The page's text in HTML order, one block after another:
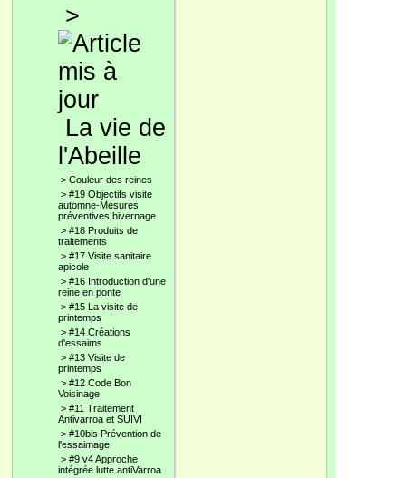
>
La vie de
l'Abeille
> Couleur des reines
> #19 Objectifs visite
automne-Mesures
préventives hivernage
> #18 Produits de
traitements
> #17 Visite sanitaire
apicole
> #16 Introduction d'une
reine en ponte
> #15 La visite de
printemps
> #14 Créations
d'essaims
> #13 Visite de
printemps
> #12 Code Bon
Voisinage
> #11 Traitement
Antivarroa et SUIVI
> #10bis Prévention de
l'essaimage
> #9 v4 Approche
intégrée lutte antiVarroa